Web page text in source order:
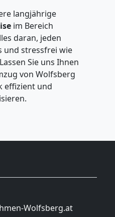
langjährige
im Bereich
daran, jeden
und stressfrei wie
Sie uns Ihnen
von Wolfsberg
effizient und
Wolfsberg.at